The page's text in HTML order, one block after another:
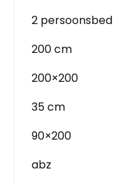
2 persoonsbed
200 cm
200×200
35 cm
90×200
abz